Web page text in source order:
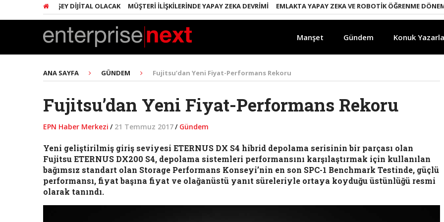
HER ŞEY DIJITAL OLACAK MÜŞTERI İLIŞKILERINDE YAPAY ZEKA DEVRIMI EMLAKTA YAPAY ZEKA VE ROBOTIK ÖĞRENME DÖNEMI
Manşet Gündem Konuk
ANA SAYFA GÜNDEM Fujitsu’dan Yeni Fiyat-Performans Rekoru
Fujitsu’dan Yeni Fiyat-Performans Rekoru
EPN Haber Merkezi / 21 Temmuz 2017/ Gündem
Yeni geliştirilmiş giriş seviyesi ETERNUS DX S4 hibrid depolama serisinin bir parçası olan
Fujitsu ETERNUS DX200 S4, depolama sistemleri performansını karşılaştırmak için kullanılan
bağımsız standart olan Storage Performans Konseyi’nin en son SPC-1 Benchmark Testinde, güçlü
performansı, fiyat başına fiyat ve olağanüstü yanıt süreleriyle ortaya koyduğu üstünlüğü resmi
olarak tanındı.